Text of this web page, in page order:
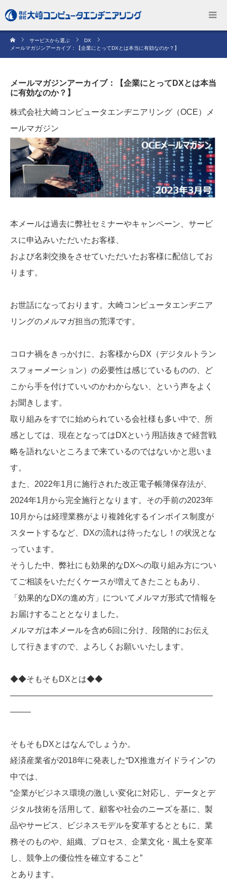
サービスから選ぶ
DX
メールマガジンアーカイブ：【企業にとってDXとは本当に有効なのか？】
メールマガジンアーカイブ：【企業にとってDXとは本当
に有効なのか？】
株式会社大崎コンピュータエンヂニアリング（OCE）メ
ールマガジン
本メールは過去に弊社セミナーやキャンペーン、サービ
スに申込みいただいたお客様、
および名刺交換をさせていただいたお客様に配信してお
ります。
お世話になっております。大崎コンピュータエンヂニア
リングのメルマガ担当の荒澤です。
コロナ禍をきっかけに、お客様からDX（デジタルトラン
スフォーメーション）の必要性は感じているものの、ど
こから手を付けていいのかわからない、という声をよく
お聞きします。
取り組みをすでに始められている会社様も多い中で、所
感としては、現在となってはDXという用語抜きで経営戦
略を語れないところまで来ているのではないかと思いま
す。
また、2022年1月に施行された改正電子帳簿保存法が、
2024年1月から完全施行となります。その手前の2023年
10月からは経理業務がより複雑化するインボイス制度が
スタートするなど、DXの流れは待ったなし！の状況とな
っています。
そうした中、弊社にも効果的なDXへの取り組み方につい
てご相談をいただくケースが増えてきたこともあり、
「効果的なDXの進め方」についてメルマガ形式で情報を
お届けすることとなりました。
メルマガは本メールを含め6回に分け、段階的にお伝え
して行きますので、よろしくお願いいたします。
◆◆そもそもDXとは◆◆
—————————————————————————
——–
そもそもDXとはなんでしょうか。
経済産業省が2018年に発表した“DX推進ガイドライン”の
中では、
“企業がビジネス環境の激しい変化に対応し、データとデ
ジタル技術を活用して、顧客や社会のニーズを基に、製
品やサービス、ビジネスモデルを変革するとともに、業
務そのものや、組織、プロセス、企業文化・風土を変革
し、競争上の優位性を確立すること”
とあります。